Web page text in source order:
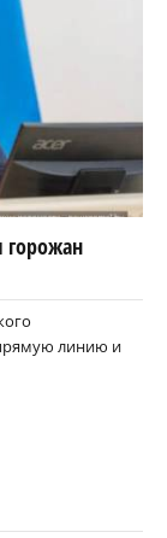
горожан
линию и